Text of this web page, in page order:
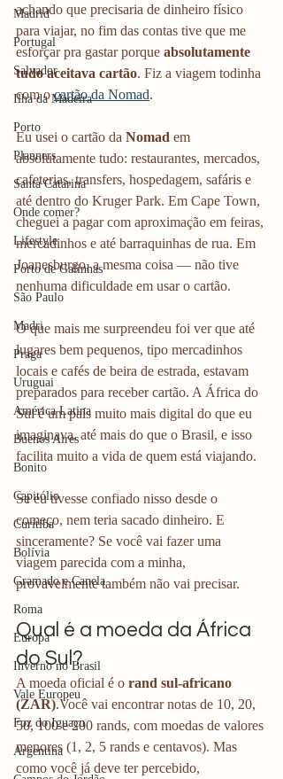
Madrid
Portugal
Salvador
Ilha da Madeira
Porto
Planners
Santa Catarina
Onde comer?
Lifestyle
Porto de Galinhas
São Paulo
Madri
Praga
Uruguai
América Latina
Buenos Aires
Bonito
Capitólio
Curitiba
Bolívia
Gramado e Canela
Roma
Europa
Inverno no Brasil
Vale Europeu
Foz do Iguaçu
Argentina
achando que precisaria de dinheiro físico
para viajar, no fim das contas tive que me
esforçar pra gastar porque absolutamente
tudo aceitava cartão. Fiz a viagem todinha
com o cartão da Nomad.
Eu usei o cartão da Nomad em
absolutamente tudo: restaurantes, mercados,
cafeterias, transfers, hospedagem, safáris e
até dentro do Kruger Park. Em Cape Town,
cheguei a pagar com aproximação em feiras,
mercadinhos e até barraquinhas de rua. Em
Joanesburgo, a mesma coisa — não tive
nenhuma dificuldade em usar o cartão.
O que mais me surpreendeu foi ver que até
lugares bem pequenos, tipo mercadinhos
locais e cafés de beira de estrada, estavam
preparados para receber cartão. A África do
Sul é um país muito mais digital do que eu
imaginava, até mais do que o Brasil, e isso
facilita muito a vida de quem está viajando.
Se eu tivesse confiado nisso desde o
começo, nem teria sacado dinheiro. E
sinceramente? Se você vai fazer uma
viagem parecida com a minha,
provavelmente também não vai precisar.
Qual é a moeda da África
do Sul?
A moeda oficial é o rand sul-africano
(ZAR).Você vai encontrar notas de 10, 20,
50, 100 e 200 rands, com moedas de valores
menores (1, 2, 5 rands e centavos). Mas
como você já deve ter percebido,